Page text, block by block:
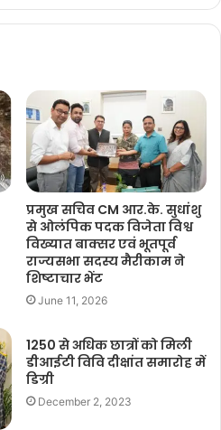
प्रमुख सचिव CM आर.के. सुधांशु
से ओलंपिक पदक विजेता विश्व
विख्यात बाक्सर एवं भूतपूर्व
राज्यसभा सदस्य मैरीकाम ने
शिष्टाचार भेंट
June 11, 2026
1250 से अधिक छात्रों को मिली
डीआईटी विवि दीक्षांत समारोह में
डिग्री
December 2, 2023